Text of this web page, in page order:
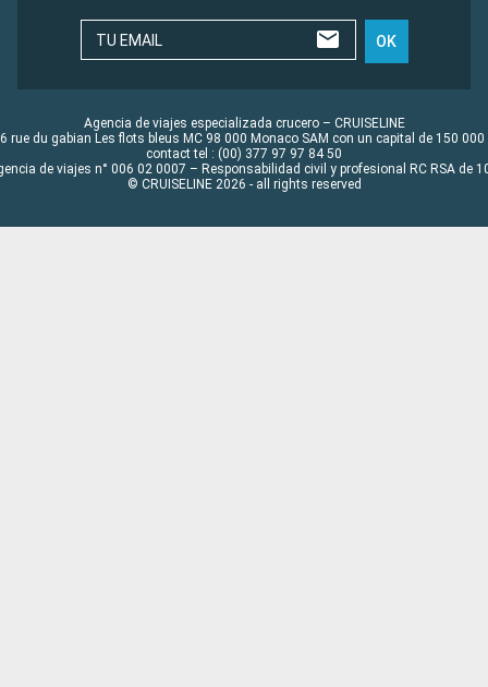
TU EMAIL OK
Agencia de viajes especializada crucero – CRUISELINE
rue du gabian Les flots bleus MC 98 000 Monaco SAM con un capital de 150 000
contact tel : (00) 377 97 97 84 50
de viajes n° 006 02 0007 – Responsabilidad civil y profesional RC RSA de
© CRUISELINE 2026 - all rights reserved